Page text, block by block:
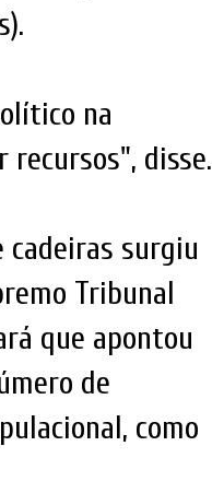
na
disse.
cadeiras surgiu
Tribunal
que apontou
de
como